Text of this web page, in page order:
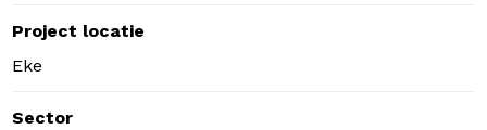
Project locatie
Eke
Sector